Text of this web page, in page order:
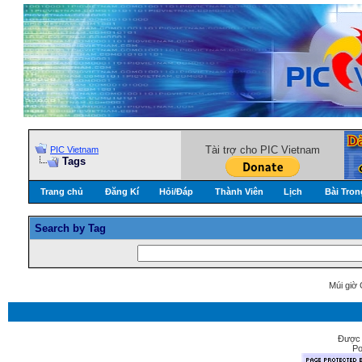
PIC Vietnam
Tags
Tài trợ cho PIC Vietnam
Trang chủ Đăng Kí Hỏi/Ðáp Thành Viên Lịch Bài
Search by Tag
Múi giờ
Được